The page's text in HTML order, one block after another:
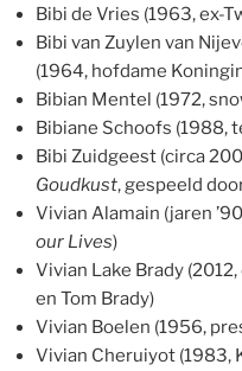
Bibi de Vries (1963, ex-
Bibi van Zuylen van
(1964, hofdame
Bibian Mentel (1972,
Bibiane Schoofs (1988,
Bibi Zuidgeest (circa
Goudkust, gespeeld
Vivian Alamain (jaren
our Lives)
Vivian Lake Brady
en Tom Brady)
Vivian Boelen (1956,
Vivian Cheruiyot (1983,